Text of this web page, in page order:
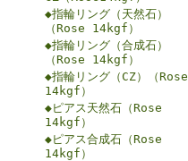
◆指輪リング（天然石）
（Rose 14kgf）
◆指輪リング（合成石）
（Rose 14kgf）
◆指輪リング（CZ）（Rose
14kgf）
◆ピアス天然石（Rose
14kgf）
◆ピアス合成石（Rose
14kgf）